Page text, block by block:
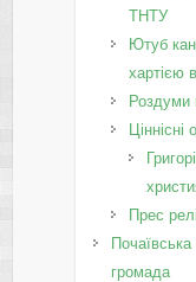
ТНТУ
Ютуб
хартією
Роздуми
Прес
громада